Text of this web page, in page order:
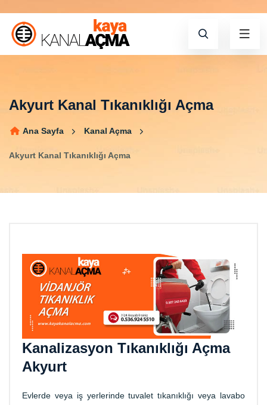
Akyurt Kanal Tıkanıklığı Açma
Ana Sayfa Kanal Açma
Akyurt Kanal Tıkanıklığı Açma
Kanalizasyon Tıkanıklığı Açma
Akyurt
Evlerde veya iş yerlerinde tuvalet tıkanıklığı veya lavabo